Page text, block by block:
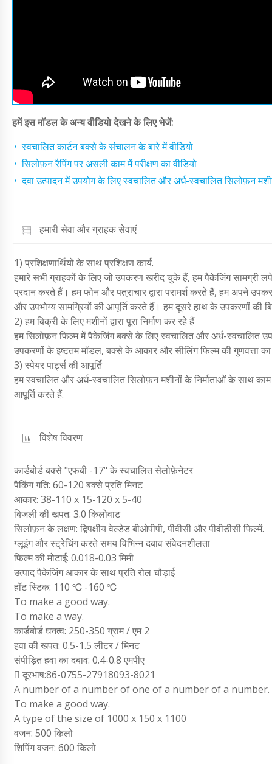
हमें इस मॉडल के अन्य वीडियो देखने के लिए भेजें:
स्वचालित कार्टन बक्से के संचालन के बारे में वीडियो
सिलोफ़न रैपिंग पर असली काम में परीक्षण का वीडियो
दवा उत्पादन में उपयोग के लिए स्वचालित और अर्ध-स्वचालित सिलोफ़न
हमारी सेवा और ग्राहक सेवाएं
1) प्रशिक्षणार्थियों के साथ प्रशिक्षण कार्य.
हमारे सभी ग्राहकों के लिए जो उपकरण खरीद चुके हैं, हम पैकेजिंग सामग्री
प्रदान करते हैं। हम फोन और पत्राचार द्वारा परामर्श करते हैं, हम अपने
और उपभोग्य सामग्रियों की आपूर्ति करते हैं। हम दूसरे हाथ के उपकरणों की
2) हम बिक्री के लिए मशीनों द्वारा पूरा निर्माण कर रहे हैं
हम सिलोफ़न फिल्म में पैकेजिंग बक्से के लिए स्वचालित और अर्ध-स्वचालित
उपकरणों के इष्टतम मॉडल, बक्से के आकार और सीलिंग फिल्म की गुणवत्ता
3) स्पेयर पार्ट्स की आपूर्ति
हम स्वचालित और अर्ध-स्वचालित सिलोफ़न मशीनों के निर्माताओं के साथ
आपूर्ति करते हैं.
विशेष विवरण
कार्डबोर्ड बक्से "एफबी -17" के स्वचालित सेलोफ़ेनेटर
पैकिंग गति: 60-120 बक्से प्रति मिनट
आकार: 38-110 x 15-120 x 5-40
बिजली की खपत: 3.0 किलोवाट
सिलोफ़न के लक्षण: द्विपक्षीय वेल्डेड बीओपीपी, पीवीसी और पीवीडीसी फिल्में.
ग्लूइंग और स्ट्रेचिंग करते समय विभिन्न दबाव संवेदनशीलता
फिल्म की मोटाई: 0.018-0.03 मिमी
उत्पाद पैकेजिंग आकार के साथ प्रति रोल चौड़ाई
हॉट स्टिक: 110 ℃ -160 ℃
To make a good way.
To make a way.
कार्डबोर्ड घनत्व: 250-350 ग्राम / एम 2
हवा की खपत: 0.5-1.5 लीटर / मिनट
संपीड़ित हवा का दबाव: 0.4-0.8 एमपीए
 दूरभाष:86-0755-27918093-8021
A number of a number of one of a number of a number.
To make a good way.
A type of the size of 1000 x 150 x 1100
वजन: 500 किलो
शिपिंग वजन: 600 किलो